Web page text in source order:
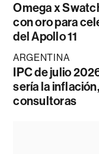
Omega x
con oro para
del Apollo 11
ARGENTINA
IPC de julio
sería la
consultoras